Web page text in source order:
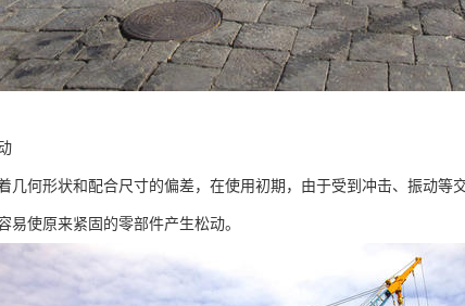
几何形状和配合尺寸的偏差，在使用初期，由于受到冲击、振动等
易使原来紧固的零部件产生松动。